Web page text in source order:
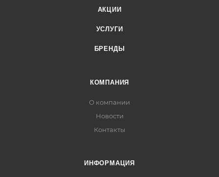
АКЦИИ
УСЛУГИ
БРЕНДЫ
КОМПАНИЯ
О компании
Новости
Контакты
ИНФОРМАЦИЯ